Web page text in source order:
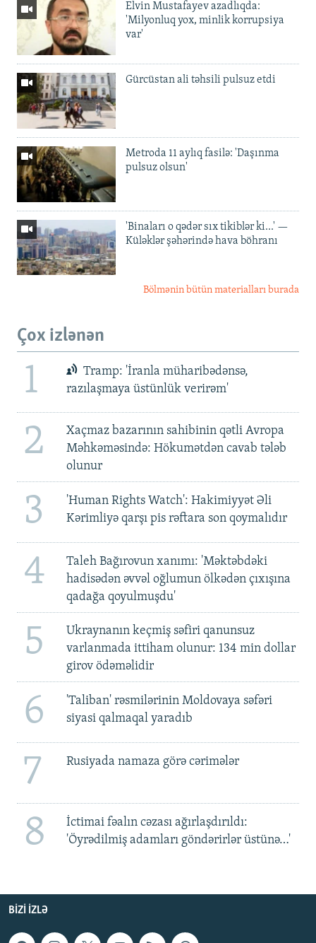
Elvin Mustafayev azadlıqda:
'Milyonluq yox, minlik korrupsiya
var'
Gürcüstan ali təhsili pulsuz etdi
Metroda 11 aylıq fasilə: 'Daşınma
pulsuz olsun'
'Binaları o qədər sıx tikiblər ki...' —
Küləklər şəhərində hava böhranı
Bölmənin bütün materialları burada
Çox izlənən
1
Tramp: 'İranla müharibədənsə,
razılaşmaya üstünlük verirəm'
2
Xaçmaz bazarının sahibinin qətli Avropa
Məhkəməsində: Hökumətdən cavab tələb
olunur
3
'Human Rights Watch': Hakimiyyət Əli
Kərimliyə qarşı pis rəftara son qoymalıdır
4
Taleh Bağırovun xanımı: 'Məktəbdəki
hadisədən əvvəl oğlumun ölkədən çıxışına
qadağa qoyulmuşdu'
5
Ukraynanın keçmiş səfiri qanunsuz
varlanmada ittiham olunur: 134 min dollar
girov ödəməlidir
6
'Taliban' rəsmilərinin Moldovaya səfəri
siyasi qalmaqal yaradıb
7 Rusiyada namaza görə cərimələr
8
İctimai fəalın cəzası ağırlaşdırıldı:
'Öyrədilmiş adamları göndərirlər üstünə…'
BIZI IZLƏ